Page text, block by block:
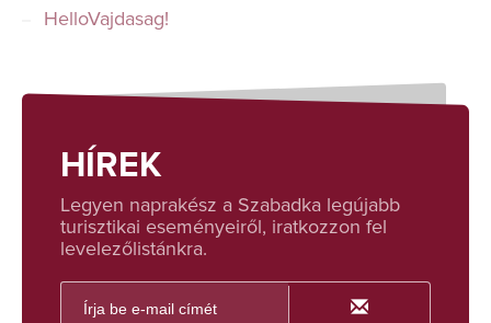
HelloVajdasag!
HÍREK
Legyen naprakész a Szabadka legújabb
turisztikai eseményeiről, iratkozzon fel
levelezőlistánkra.